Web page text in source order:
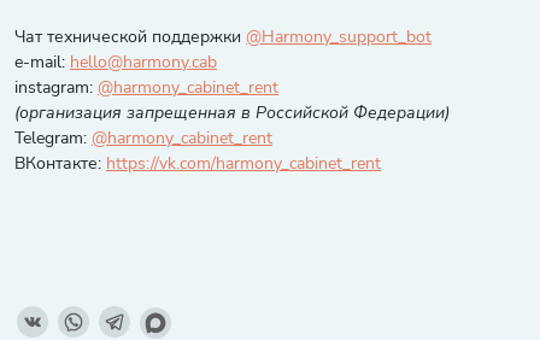
Чат технической поддержки @Harmony_support_bot
e-mail: hello@harmony.cab
instagram: @harmony_cabinet_rent
(организация запрещенная в Российской Федерации)
Telegram: @harmony_cabinet_rent
ВКонтакте: https://vk.com/harmony_cabinet_rent